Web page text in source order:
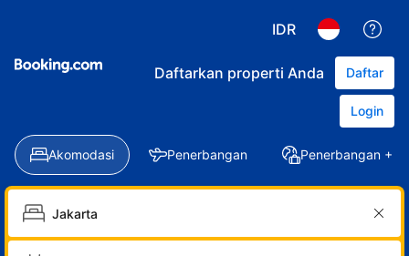
IDR
Daftarkan properti Anda Daftar
Login
Akomodasi Penerbangan Penerbangan +